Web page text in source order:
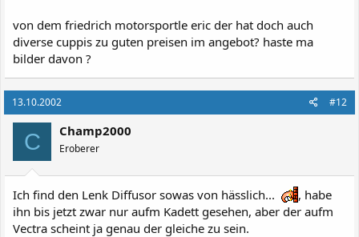
von dem friedrich motorsportle eric der hat doch auch
diverse cuppis zu guten preisen im angebot? haste ma
bilder davon ?
13.10.2002 #12
C Champ2000
Eroberer
Ich find den Lenk Diffusor sowas von hässlich...
, habe
ihn bis jetzt zwar nur aufm Kadett gesehen, aber der aufm
Vectra scheint ja genau der gleiche zu sein.